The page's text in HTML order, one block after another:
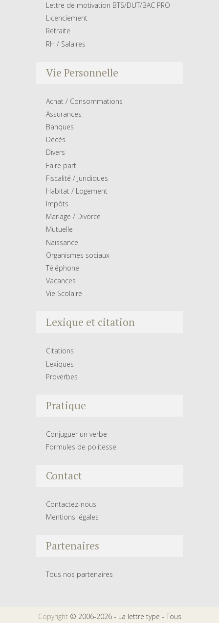
Lettre de motivation BTS/DUT/BAC PRO
Licenciement
Retraite
RH / Salaires
Vie Personnelle
Achat / Consommations
Assurances
Banques
Décés
Divers
Faire part
Fiscalité / Juridiques
Habitat / Logement
Impôts
Mariage / Divorce
Mutuelle
Naissance
Organismes sociaux
Téléphone
Vacances
Vie Scolaire
Lexique et citation
Citations
Lexiques
Proverbes
Pratique
Conjuguer un verbe
Formules de politesse
Contact
Contactez-nous
Mentions légales
Partenaires
Tous nos partenaires
Copyright © 2006-2026 - La lettre type - Tous